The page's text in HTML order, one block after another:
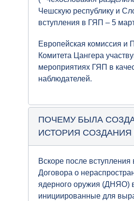
Чешскую республику и
вступления в ГЯП – 5
Европейская комиссия и
Комитета Цангера
мероприятиях ГЯП в
наблюдателей.
ПОЧЕМУ БЫЛА
ИСТОРИЯ СОЗДАНИЯ
Вскоре после вступления
Договора о
ядерного оружия (ДНЯО)
инициированные для